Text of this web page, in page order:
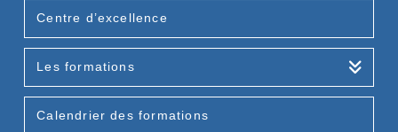
Centre d’excellence
Les formations
Calendrier des formations